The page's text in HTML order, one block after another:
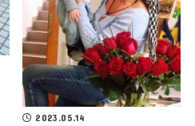
2023.05.14